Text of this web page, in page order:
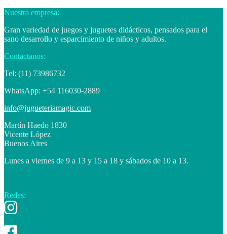
Nuestra empresa:
Gran variedad de juegos y juguetes didácticos, pensados para el
sano desarrollo y esparcimiento de niños y adultos.
Contactanos:
Tel: (11) 73986732
WhatsApp: +54 116030-2889
info@jugueteriamagic.com
Martín Haedo 1830
Vicente López
Buenos Aires
Lunes a viernes de 9 a 13 y 15 a 18 y sábados de 10 a 13.
Redes: